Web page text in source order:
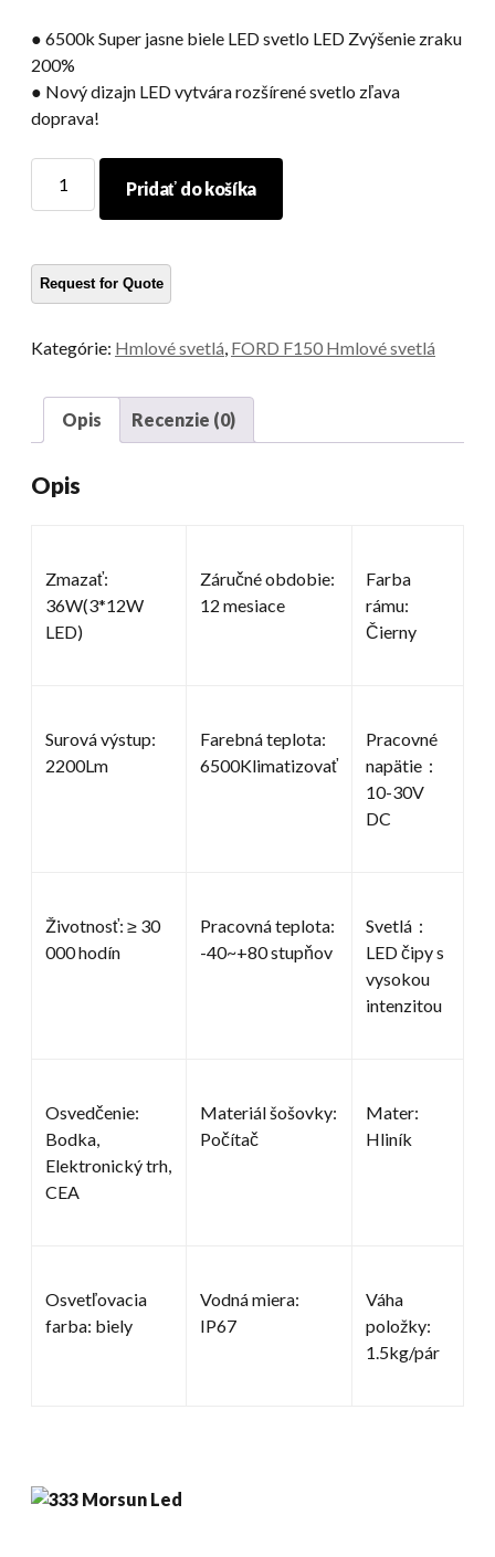
● 6500k Super jasne biele LED svetlo LED Zvýšenie zraku
200%
● Nový dizajn LED vytvára rozšírené svetlo zľava
doprava!
hmlové
Pridať do košíka
Kategórie: Hmlové svetlá FORD F150 Hmlové svetlá
Opis Recenzie (0)
Opis
Zmazať:
36W(3*12W
LED)
Záručné obdobie:
12 mesiace
Farba
rámu:
Čierny
Surová výstup:
2200Lm
Farebná teplota:
6500Klimatizovať
Pracovné
napätie：
10-30V
DC
Životnosť: ≥ 30
000 hodín
Pracovná teplota:
-40~+80 stupňov
Svetlá：
LED čipy s
vysokou
intenzitou
Osvedčenie:
Bodka,
Elektronický trh,
CEA
Materiál šošovky:
Počítač
Mater:
Hliník
Osvetľovacia
farba: biely
Vodná miera:
IP67
Váha
položky:
1.5kg/pár